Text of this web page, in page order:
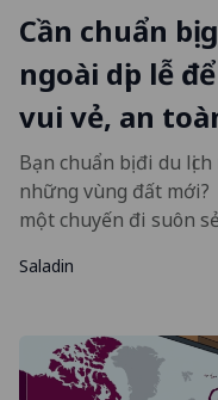
Cần chuẩn bị
ngoài dịp lễ
vui vẻ, an
Bạn chuẩn bị đi du
những vùng đất mới?
một chuyến đi suôn
Saladin